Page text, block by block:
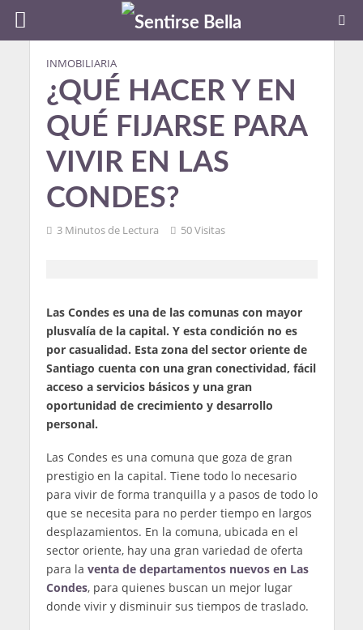
INMOBILIARIA
¿QUÉ HACER Y EN
QUÉ FIJARSE PARA
VIVIR EN LAS
CONDES?
3 Minutos de Lectura 50 Visitas
Las Condes es una de las comunas con mayor
plusvalía de la capital. Y esta condición no es
por casualidad. Esta zona del sector oriente de
Santiago cuenta con una gran conectividad, fácil
acceso a servicios básicos y una gran
oportunidad de crecimiento y desarrollo
personal.
Las Condes es una comuna que goza de gran
prestigio en la capital. Tiene todo lo necesario
para vivir de forma tranquilla y a pasos de todo lo
que se necesita para no perder tiempo en largos
desplazamientos. En la comuna, ubicada en el
sector oriente, hay una gran variedad de oferta
para la venta de departamentos nuevos en Las
Condes, para quienes buscan un mejor lugar
donde vivir y disminuir sus tiempos de traslado.